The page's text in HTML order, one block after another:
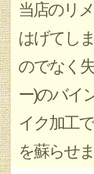
当店のリ
はげてし
のでなく
ー)のバイ
イク加工
を蘇らせ